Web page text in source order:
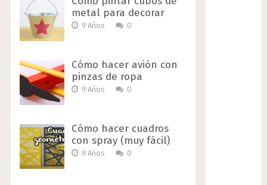
metal para decorar
9 Años 0
Cómo hacer avión con
pinzas de ropa
9 Años 0
Cómo hacer cuadros
con spray (muy fácil)
9 Años 0